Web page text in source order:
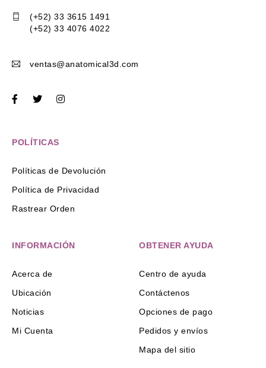
(+52) 33 3615 1491
(+52) 33 4076 4022
ventas@anatomical3d.com
POLÍTICAS
Políticas de Devolución
Política de Privacidad
Rastrear Orden
INFORMACIÓN
Acerca de
Ubicación
Noticias
Mi Cuenta
OBTENER AYUDA
Centro de ayuda
Contáctenos
Opciones de pago
Pedidos y envíos
Mapa del sitio